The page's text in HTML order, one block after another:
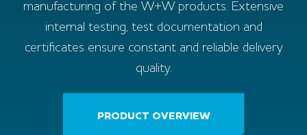
manufacturing of the W+W products. Extensive
internal testing, test documentation and
certificates ensure constant and reliable delivery
quality.
PRODUCT OVERVIEW